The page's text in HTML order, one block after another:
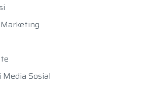
Sosial